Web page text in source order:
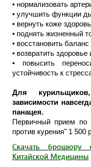
• нормализовать
• улучшить функции
• вернуть коже
• поднять жизненный
• восстановить баланс
• возвратить
•
повысить
устойчивость к
Для
зависимости
панацея.
Первичный прием по
против курения" 1 500
Скачать брошюру
Китайской Медицины